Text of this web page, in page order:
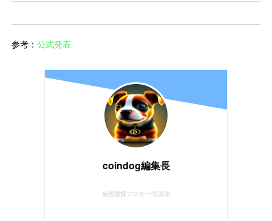
参考：公式発表
coindog編集長
仮想通貨ブロガー/投資家